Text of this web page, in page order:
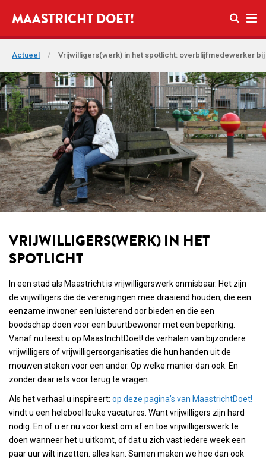
Open
MAASTRICHT DOET!
Actueel / Vrijwilligers(werk) in het spotlicht: overblijfmedewerker
VRIJWILLIGERS(WERK) IN HET
SPOTLICHT
In een stad als Maastricht is vrijwilligerswerk onmisbaar. Het zijn
de vrijwilligers die de verenigingen mee draaiend houden, die een
eenzame inwoner een luisterend oor bieden en die een
boodschap doen voor een buurtbewoner met een beperking.
Vanaf nu leest u op MaastrichtDoet! de verhalen van bijzondere
vrijwilligers of vrijwilligersorganisaties die hun handen uit de
mouwen steken voor een ander. Op welke manier dan ook. En
zonder daar iets voor terug te vragen.
Als het verhaal u inspireert: op deze pagina’s van MaastrichtDoet!
vindt u een heleboel leuke vacatures. Want vrijwilligers zijn hard
nodig. En of u er nu voor kiest om af en toe vrijwilligerswerk te
doen wanneer het u uitkomt, of dat u zich vast iedere week een
paar uur wilt inzetten: alles kan. Samen maken we hoe dan ook